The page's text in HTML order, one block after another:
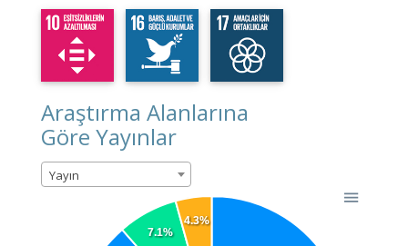
Araştırma Alanlarına
Göre Yayınlar
Yayın
7.1%
4.3%